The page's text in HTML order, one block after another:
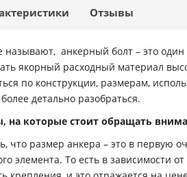
Отзывы
называют, анкерный болт – это
якорный расходный материал
по конструкции, размерам,
детально разобраться.
на которые стоит обращать
что размер анкера – это в первую
элемента. То есть в зависимости